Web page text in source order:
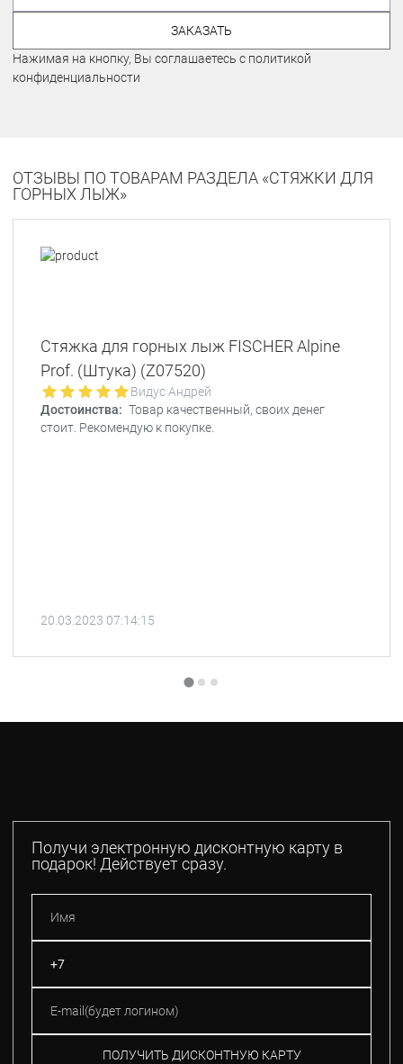
ЗАКАЗАТЬ
Нажимая на кнопку, Вы соглашаетесь с политикой
конфиденциальности
ОТЗЫВЫ ПО ТОВАРАМ РАЗДЕЛА «СТЯЖКИ ДЛЯ
ГОРНЫХ ЛЫЖ»
Стяжка для горных лыж FISCHER Alpine
Prof. (Штука) (Z07520)
Видус Андрей
Достоинства:
стоит. Рекомендую к покупке.
20.03.2023 07:14:15
Получи электронную дисконтную карту в
подарок! Действует сразу.
ПОЛУЧИТЬ ДИСКОНТНУЮ КАРТУ